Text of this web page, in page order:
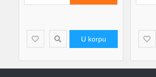
U korpu